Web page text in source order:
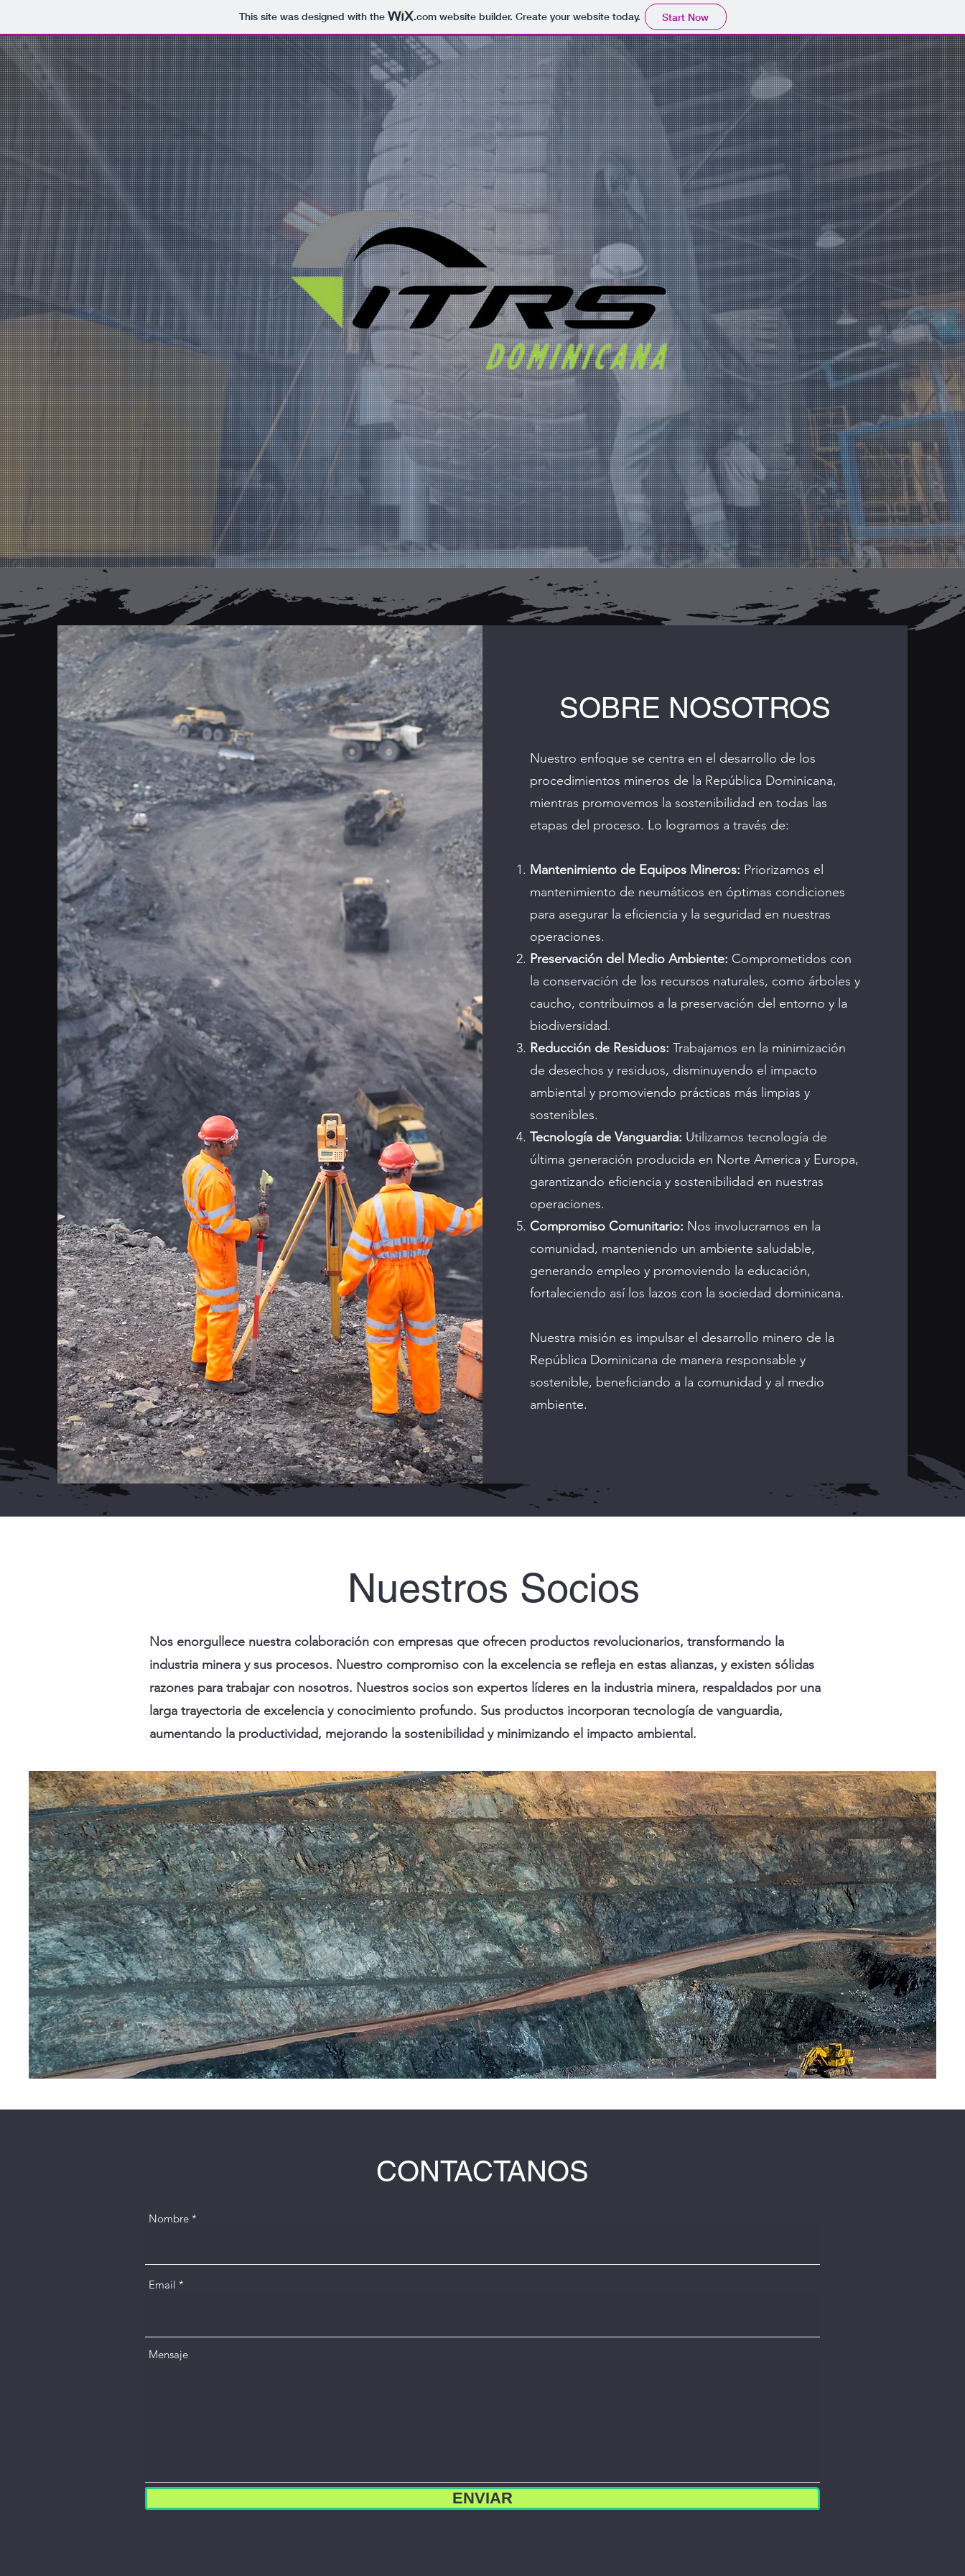
This site was designed with the .comwebsite builder. Create your website today. Start Now
SOBRE NOSOTROS
Nuestro enfoque se centra en el desarrollo de los
procedimientos mineros de la República Dominicana,
mientras promovemos la sostenibilidad en todas las
etapas del proceso. Lo logramos a través de:
Mantenimiento de Equipos Mineros: Priorizamos el
mantenimiento de neumáticos en óptimas condiciones
para asegurar la eficiencia y la seguridad en nuestras
operaciones.
Preservación del Medio Ambiente: Comprometidos con
la conservación de los recursos naturales, como árboles y
caucho, contribuimos a la preservación del entorno y la
biodiversidad.
Reducción de Residuos: Trabajamos en la minimización
de desechos y residuos, disminuyendo el impacto
ambiental y promoviendo prácticas más limpias y
sostenibles.
Tecnología de Vanguardia: Utilizamos tecnología de
última generación producida en Norte America y Europa,
garantizando eficiencia y sostenibilidad en nuestras
operaciones.
Compromiso Comunitario: Nos involucramos en la
comunidad, manteniendo un ambiente saludable,
generando empleo y promoviendo la educación,
fortaleciendo así los lazos con la sociedad dominicana.
Nuestra misión es impulsar el desarrollo minero de la
República Dominicana de manera responsable y
sostenible, beneficiando a la comunidad y al medio
ambiente.
Nuestros Socios
Nos enorgullece nuestra colaboración con empresas que ofrecen productos revolucionarios, transformando la
industria minera y sus procesos. Nuestro compromiso con la excelencia se refleja en estas alianzas, y existen sólidas
razones para trabajar con nosotros. Nuestros socios son expertos líderes en la industria minera, respaldados por una
larga trayectoria de excelencia y conocimiento profundo. Sus productos incorporan tecnología de vanguardia,
aumentando la productividad, mejorando la sostenibilidad y minimizando el impacto ambiental.
CONTACTANOS
Nombre
Email
Mensaje
ENVIAR